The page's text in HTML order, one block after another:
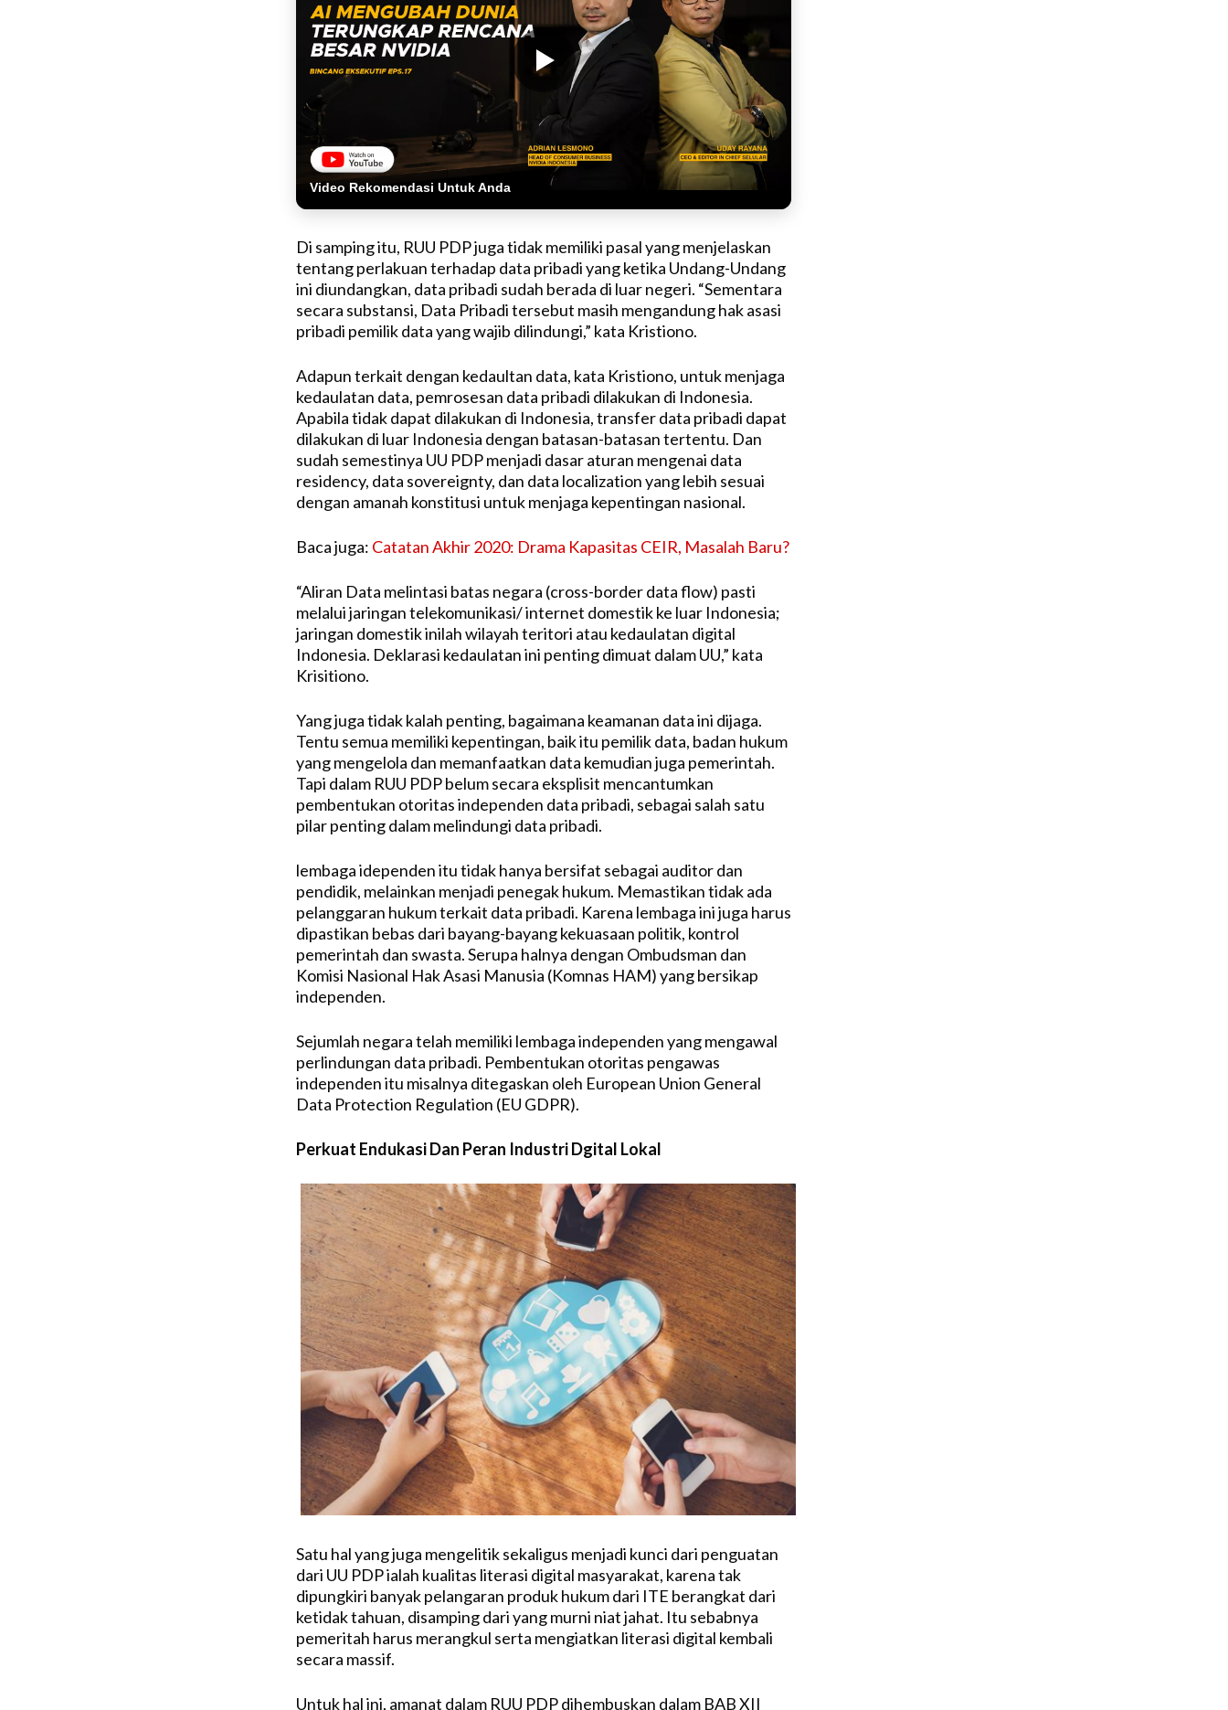
Video Rekomendasi Untuk Anda
Di samping itu, RUU PDP juga tidak memiliki pasal yang menjelaskan
tentang perlakuan terhadap data pribadi yang ketika Undang-Undang
ini diundangkan, data pribadi sudah berada di luar negeri. “Sementara
secara substansi, Data Pribadi tersebut masih mengandung hak asasi
pribadi pemilik data yang wajib dilindungi,” kata Kristiono.
Adapun terkait dengan kedaultan data, kata Kristiono, untuk menjaga
kedaulatan data, pemrosesan data pribadi dilakukan di Indonesia.
Apabila tidak dapat dilakukan di Indonesia, transfer data pribadi dapat
dilakukan di luar Indonesia dengan batasan-batasan tertentu. Dan
sudah semestinya UU PDP menjadi dasar aturan mengenai data
residency, data sovereignty, dan data localization yang lebih sesuai
dengan amanah konstitusi untuk menjaga kepentingan nasional.
Baca juga: Catatan Akhir 2020: Drama Kapasitas CEIR, Masalah Baru?
“Aliran Data melintasi batas negara (cross-border data flow) pasti
melalui jaringan telekomunikasi/ internet domestik ke luar Indonesia;
jaringan domestik inilah wilayah teritori atau kedaulatan digital
Indonesia. Deklarasi kedaulatan ini penting dimuat dalam UU,” kata
Krisitiono.
Yang juga tidak kalah penting, bagaimana keamanan data ini dijaga.
Tentu semua memiliki kepentingan, baik itu pemilik data, badan hukum
yang mengelola dan memanfaatkan data kemudian juga pemerintah.
Tapi dalam RUU PDP belum secara eksplisit mencantumkan
pembentukan otoritas independen data pribadi, sebagai salah satu
pilar penting dalam melindungi data pribadi.
lembaga idependen itu tidak hanya bersifat sebagai auditor dan
pendidik, melainkan menjadi penegak hukum. Memastikan tidak ada
pelanggaran hukum terkait data pribadi. Karena lembaga ini juga harus
dipastikan bebas dari bayang-bayang kekuasaan politik, kontrol
pemerintah dan swasta. Serupa halnya dengan Ombudsman dan
Komisi Nasional Hak Asasi Manusia (Komnas HAM) yang bersikap
independen.
Sejumlah negara telah memiliki lembaga independen yang mengawal
perlindungan data pribadi. Pembentukan otoritas pengawas
independen itu misalnya ditegaskan oleh European Union General
Data Protection Regulation (EU GDPR).
Perkuat Endukasi Dan Peran Industri Dgital Lokal
Satu hal yang juga mengelitik sekaligus menjadi kunci dari penguatan
dari UU PDP ialah kualitas literasi digital masyarakat, karena tak
dipungkiri banyak pelangaran produk hukum dari ITE berangkat dari
ketidak tahuan, disamping dari yang murni niat jahat. Itu sebabnya
pemeritah harus merangkul serta mengiatkan literasi digital kembali
secara massif.
Untuk hal ini, amanat dalam RUU PDP dihembuskan dalam BAB XII